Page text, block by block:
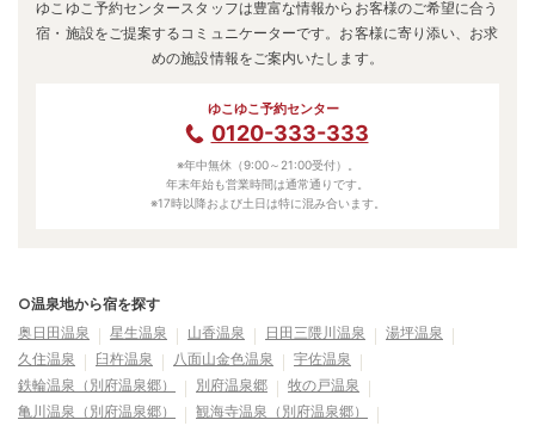
ゆこゆこ予約センタースタッフは豊富な情報からお客様のご希望に合う
宿・施設をご提案するコミュニケーターです。お客様に寄り添い、お求
めの施設情報をご案内いたします。
ゆこゆこ予約センター
0120-333-333
※年中無休（9:00～21:00受付）。
年末年始も営業時間は通常通りです。
※17時以降および土日は特に混み合います。
○温泉地から宿を探す
奥日田温泉
星生温泉 山香温泉 日田三隈川温泉
湯坪温泉
久住温泉
臼杵温泉 八面山金色温泉
宇佐温泉
鉄輪温泉（別府温泉郷）
別府温泉郷
牧の戸温泉
亀川温泉（別府温泉郷）
観海寺温泉（別府温泉郷）